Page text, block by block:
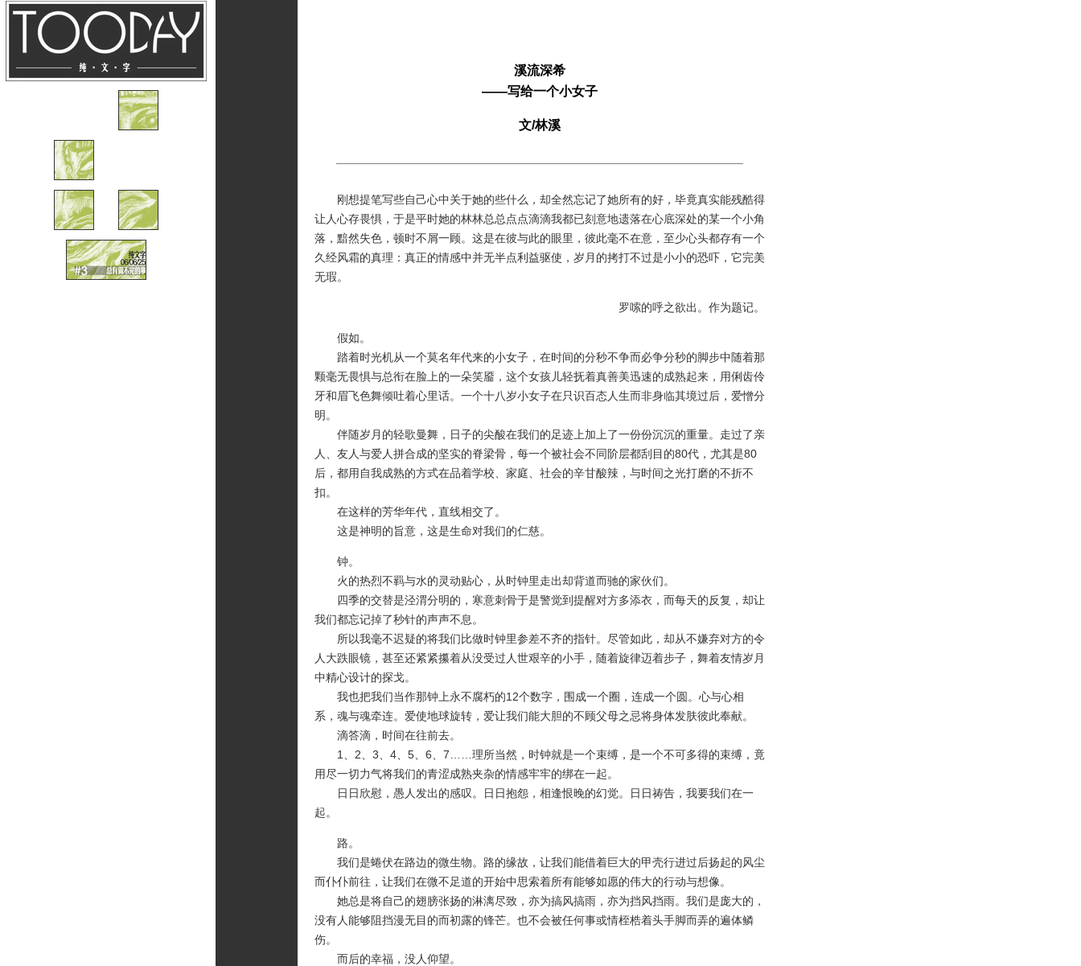
溪流深希
——写给一个小女子
文/林溪
刚想提笔写些自己心中关于她的些什么，却全然忘记了她所有的好，毕竟真实能残酷得
让人心存畏惧，于是平时她的林林总总点点滴滴我都已刻意地遗落在心底深处的某一个小角
落，黯然失色，顿时不屑一顾。这是在彼与此的眼里，彼此毫不在意，至少心头都存有一个
久经风霜的真理：真正的情感中并无半点利益驱使，岁月的拷打不过是小小的恐吓，它完美
无瑕。
罗嗦的呼之欲出。作为题记。
假如。
踏着时光机从一个莫名年代来的小女子，在时间的分秒不争而必争分秒的脚步中随着那
颗毫无畏惧与总衔在脸上的一朵笑靥，这个女孩儿轻抚着真善美迅速的成熟起来，用俐齿伶
牙和眉飞色舞倾吐着心里话。一个十八岁小女子在只识百态人生而非身临其境过后，爱憎分
明。
伴随岁月的轻歌曼舞，日子的尖酸在我们的足迹上加上了一份份沉沉的重量。走过了亲
人、友人与爱人拼合成的坚实的脊梁骨，每一个被社会不同阶层都刮目的80代，尤其是80
后，都用自我成熟的方式在品着学校、家庭、社会的辛甘酸辣，与时间之光打磨的不折不
扣。
在这样的芳华年代，直线相交了。
这是神明的旨意，这是生命对我们的仁慈。
钟。
火的热烈不羁与水的灵动贴心，从时钟里走出却背道而驰的家伙们。
四季的交替是泾渭分明的，寒意刺骨于是警觉到提醒对方多添衣，而每天的反复，却让
我们都忘记掉了秒针的声声不息。
所以我毫不迟疑的将我们比做时钟里参差不齐的指针。尽管如此，却从不嫌弃对方的令
人大跌眼镜，甚至还紧紧攥着从没受过人世艰辛的小手，随着旋律迈着步子，舞着友情岁月
中精心设计的探戈。
我也把我们当作那钟上永不腐朽的12个数字，围成一个圈，连成一个圆。心与心相
系，魂与魂牵连。爱使地球旋转，爱让我们能大胆的不顾父母之忌将身体发肤彼此奉献。
滴答滴，时间在往前去。
1、2、3、4、5、6、7……理所当然，时钟就是一个束缚，是一个不可多得的束缚，竟
用尽一切力气将我们的青涩成熟夹杂的情感牢牢的绑在一起。
日日欣慰，愚人发出的感叹。日日抱怨，相逢恨晚的幻觉。日日祷告，我要我们在一
起。
路。
我们是蜷伏在路边的微生物。路的缘故，让我们能借着巨大的甲壳行进过后扬起的风尘
而仆仆前往，让我们在微不足道的开始中思索着所有能够如愿的伟大的行动与想像。
她总是将自己的翅膀张扬的淋漓尽致，亦为搞风搞雨，亦为挡风挡雨。我们是庞大的，
没有人能够阻挡漫无目的而初露的锋芒。也不会被任何事或情桎梏着头手脚而弄的遍体鳞
伤。
而后的幸福，没人仰望。